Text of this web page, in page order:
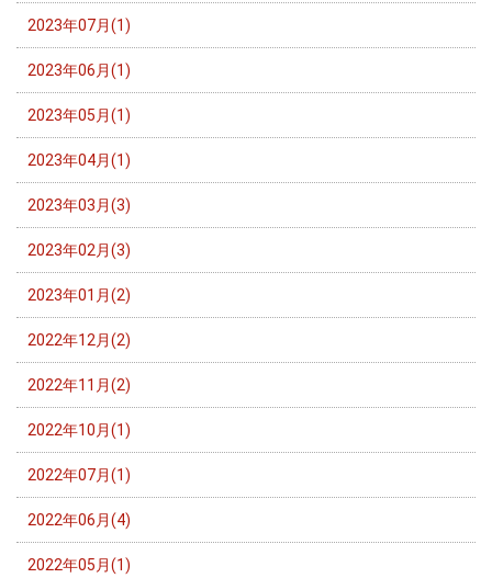
2023年07月(1)
2023年06月(1)
2023年05月(1)
2023年04月(1)
2023年03月(3)
2023年02月(3)
2023年01月(2)
2022年12月(2)
2022年11月(2)
2022年10月(1)
2022年07月(1)
2022年06月(4)
2022年05月(1)